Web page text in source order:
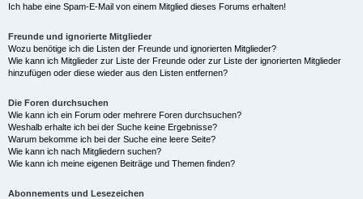
Ich habe eine Spam-E-Mail von einem Mitglied dieses Forums erhalten!
Freunde und ignorierte Mitglieder
Wozu benötige ich die Listen der Freunde und ignorierten Mitglieder?
Wie kann ich Mitglieder zur Liste der Freunde oder zur Liste der ignorierten Mitglieder
hinzufügen oder diese wieder aus den Listen entfernen?
Die Foren durchsuchen
Wie kann ich ein Forum oder mehrere Foren durchsuchen?
Weshalb erhalte ich bei der Suche keine Ergebnisse?
Warum bekomme ich bei der Suche eine leere Seite?
Wie kann ich nach Mitgliedern suchen?
Wie kann ich meine eigenen Beiträge und Themen finden?
Abonnements und Lesezeichen